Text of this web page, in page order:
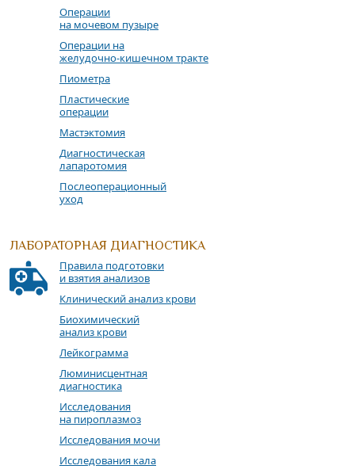
Операции
на мочевом пузыре
Операции на
желудочно-кишечном тракте
Пиометра
Пластические
операции
Мастэктомия
Диагностическая
лапаротомия
Послеоперационный
уход
ЛАБОРАТОРНАЯ ДИАГНОСТИКА
Правила подготовки
и взятия анализов
Клинический анализ крови
Биохимический
анализ крови
Лейкограмма
Люминисцентная
диагностика
Исследования
на пироплазмоз
Исследования мочи
Исследования кала